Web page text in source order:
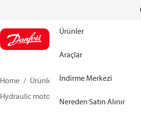
Ürünler
Araçlar
İndirme Merkezi
Nereden Satın Alınır
Home Ürünler Yüksek Basınç Pompaları
Hydraulic motors